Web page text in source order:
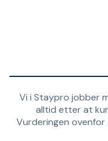
Vi i Staypro jobber
alltid etter at
Vurderingen ovenfor